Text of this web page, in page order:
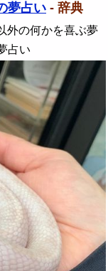
夢占い - 辞典
外の何かを喜ぶ夢
占い